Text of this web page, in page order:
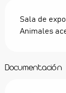
Sala de
Animales
Documentación